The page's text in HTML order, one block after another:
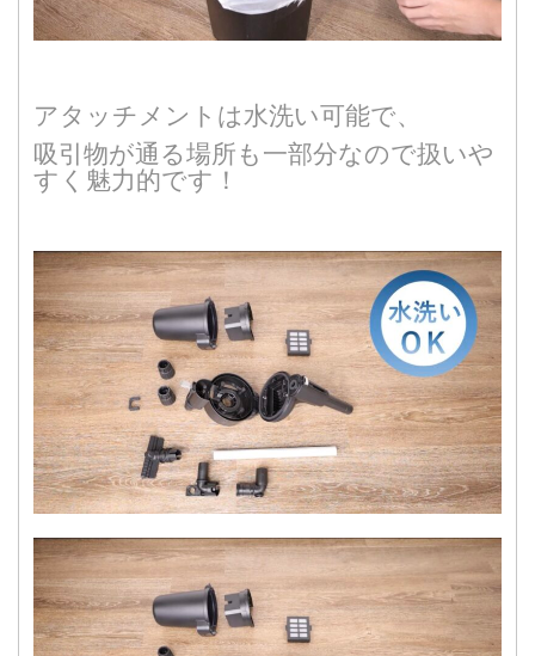
アタッチメントは水洗い可能で、
吸引物が通る場所も一部分なので扱いや
すく魅力的です！